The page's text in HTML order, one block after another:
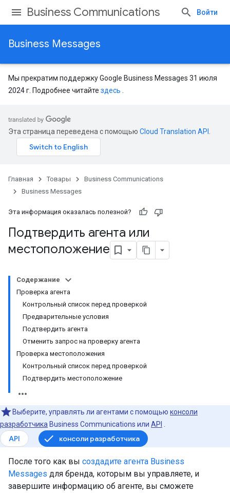
Business Communications Войти
Business Messages
Мы прекратим поддержку Google Business Messages 31 июля
2024 г. Подробнее читайте здесь
Эта страница переведена с помощью Cloud Translation API
Главная Товары
Business Communications
Business Messages
Эта информация оказалась полезной?
Подтвердить агента или
местоположение
Содержание
Проверка агента
Контрольный список перед проверкой
Предварительные условия
Подтвердить агента
Отменить запрос на проверку агента
Проверка местоположения
Контрольный список перед проверкой
Подтвердить местоположение
Выберите, управлять ли агентами с помощью консоли
разработчика Business Communications или API
API консоли разработчика
После того как вы создадите агента Business
Messages для бренда, которым вы управляете, и
завершите информацию об агенте, вы сможете